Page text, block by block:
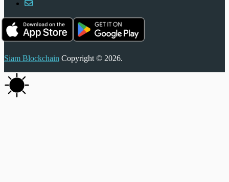
Siam Blockchain Copyright © 2026.